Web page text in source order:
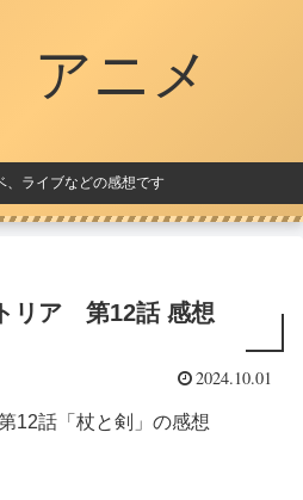
アニメ
、ライブなどの感想です
リア 第12話 感想
2024.10.01
12話「杖と剣」の感想